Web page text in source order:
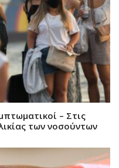
– Στις
των νοσούντων